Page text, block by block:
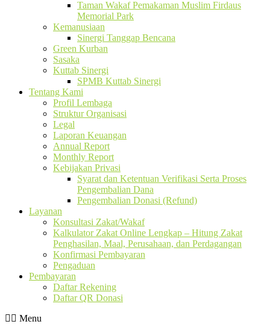
Taman Wakaf Pemakaman Muslim Firdaus
Memorial Park
Kemanusiaan
Sinergi Tanggap Bencana
Green Kurban
Sasaka
Kuttab Sinergi
SPMB Kuttab Sinergi
Tentang Kami
Profil Lembaga
Struktur Organisasi
Legal
Laporan Keuangan
Annual Report
Monthly Report
Kebijakan Privasi
Syarat dan Ketentuan Verifikasi Serta Proses
Pengembalian Dana
Pengembalian Donasi (Refund)
Layanan
Konsultasi Zakat/Wakaf
Kalkulator Zakat Online Lengkap – Hitung Zakat
Penghasilan, Maal, Perusahaan, dan Perdagangan
Konfirmasi Pembayaran
Pengaduan
Pembayaran
Daftar Rekening
Daftar QR Donasi
Menu